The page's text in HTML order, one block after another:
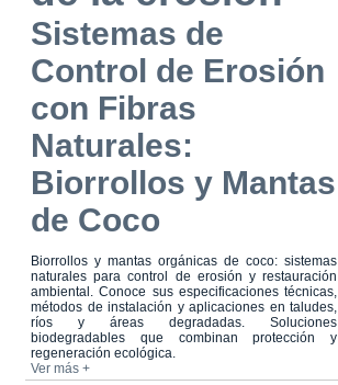
Sistemas de
Control de Erosión
con Fibras
Naturales:
Biorrollos y Mantas
de Coco
Biorrollos y mantas orgánicas de coco: sistemas
naturales para control de erosión y restauración
ambiental. Conoce sus especificaciones técnicas,
métodos de instalación y aplicaciones en taludes,
ríos y áreas degradadas. Soluciones
biodegradables que combinan protección y
regeneración ecológica.
Ver más +